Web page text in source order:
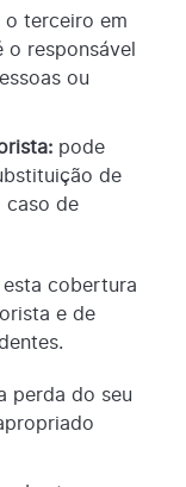
o terceiro em
o responsável
ou
pode
de
caso de
esta cobertura
e de
perda do seu